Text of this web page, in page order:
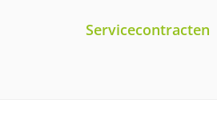
Servicecontracten